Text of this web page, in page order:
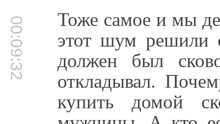
00:09:32 Тоже самое и мы
этот шум решили
должен был
откладывал.
купить домой